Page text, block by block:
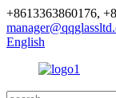
+8613363860176,
English